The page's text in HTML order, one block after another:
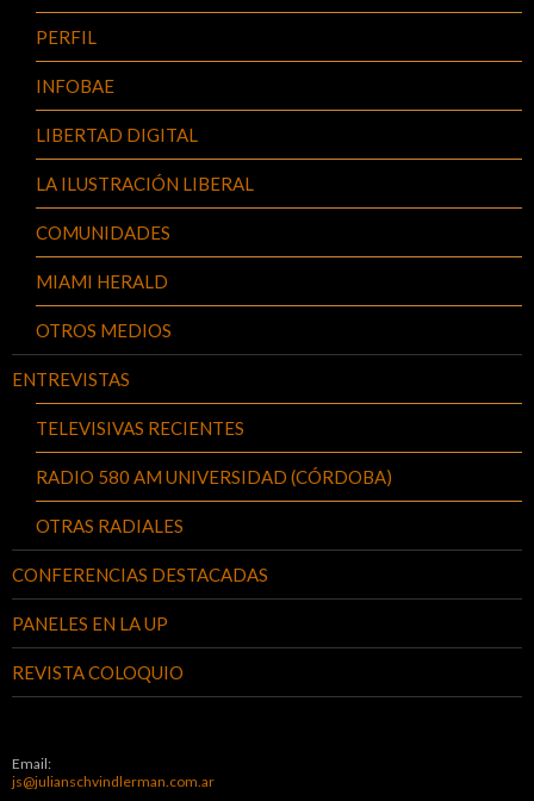
PERFIL
INFOBAE
LIBERTAD DIGITAL
LA ILUSTRACIÓN LIBERAL
COMUNIDADES
MIAMI HERALD
OTROS MEDIOS
ENTREVISTAS
TELEVISIVAS RECIENTES
RADIO 580 AM UNIVERSIDAD (CÓRDOBA)
OTRAS RADIALES
CONFERENCIAS DESTACADAS
PANELES EN LA UP
REVISTA COLOQUIO
Email:
js@julianschvindlerman.com.ar